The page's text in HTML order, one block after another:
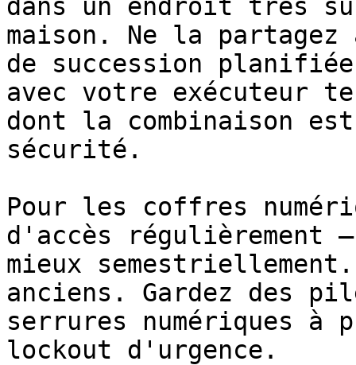
dans un endroit très
maison. Ne la partagez
de succession
avec votre exécuteur
dont la combinaison
sécurité.
Pour les coffres
d'accès régulièrement –
mieux
anciens. Gardez des
serrures numériques à
lockout d'urgence.